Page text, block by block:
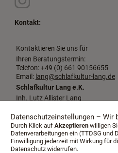
Kontakt:
Kontaktieren Sie uns für
Ihren Beratungstermin:
Telefon: +49 (0) 661 90156655
Email: lang@schlafkultur-lang.de
Schlafkultur Lang e.K.
Inh. Lutz Allister Lang
36037 Fulda
Datenschutzeinstellungen – Wir
Durch Klick aufAkzeptieren willigen
Datenverarbeitungen ein (TTDSG und
Einwilligung jederzeit mit Wirkung für
Datenschutz widerrufen.